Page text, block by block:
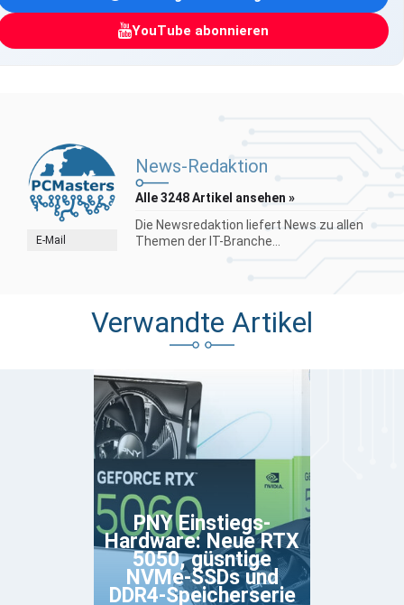
YouTube abonnieren
E-Mail
News-Redaktion
Alle 3248 Artikel ansehen »
Die Newsredaktion liefert News zu allen
Themen der IT-Branche...
Verwandte Artikel
PNY Einstiegs-
Hardware: Neue RTX
5050, güsntige
NVMe-SSDs und
DDR4-Speicherserie